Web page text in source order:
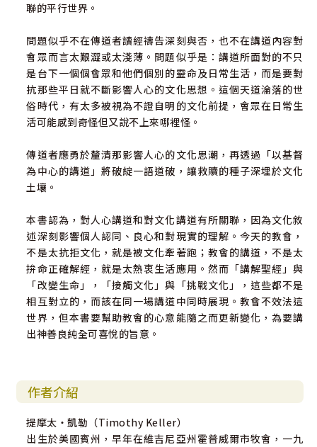
聯的平行世界。
問題似乎不在傳道者讀經禱告深刻與否，也不在講道內容對
會眾而言太艱澀或太淺薄。問題似乎是：講道所面對的不只
是台下一個個會眾和他們個別的靈命及日常生活，而是要對
抗那些平日就不斷影響人心的文化思想。這個天道淪落的世
俗時代，有太多被視為不證自明的文化前提，會眾在日常生
活可能感到奇怪但又說不上來哪裡怪。
傳道者應勇於釐清那影響人心的文化思潮，再透過「以基督
為中心的講道」將破綻一語道破，讓救贖的種子深埋於文化
土壤。
本書認為，對人心講道和對文化講道有所關聯，因為文化敘
述深刻影響個人認同、良心和對現實的理解。今天的教會，
不是太抗拒文化，就是被文化牽著跑；教會的講道，不是太
拚命正確解經，就是太熱衷生活應用。然而「講解聖經」與
「改變生命」，「接觸文化」與「挑戰文化」，這些都不是
相互對立的，而該在同一場講道中同時展現。教會不效法這
世界，但本書要幫助教會的心意能隨之而更新變化，為要講
出神善良純全可喜悅的旨意。
作者介紹
提摩太‧凱勒（Timothy Keller）
出生於美國賓州，早年在維吉尼亞州霍普威爾市牧會，一九